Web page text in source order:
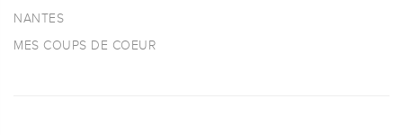
NANTES
MES COUPS DE COEUR